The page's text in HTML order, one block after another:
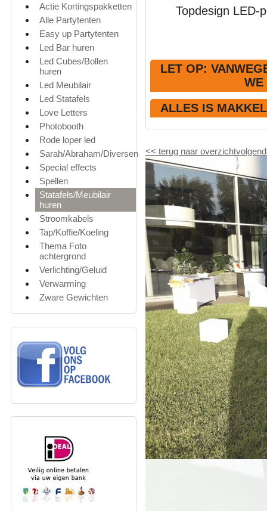
Actie Kortingspakketten
Alle Partytenten
Easy up Partytenten
Led Bar huren
Led Cubes/Bollen
huren
Led Meubilair
Led Statafels
Love Letters
Photobooth
Rode loper led
Sarah/Abraham/Diversen
Special effects
Spellen
Statafels/Meubilair
huren
Stroomkabels
Tap/Koffie/Koeling
Thema Foto
achtergrond
Verlichting/Geluid
Verwarming
Zware Gewichten
Topdesign LED-
LET OP:
ALLES IS
<< terug naar overzicht